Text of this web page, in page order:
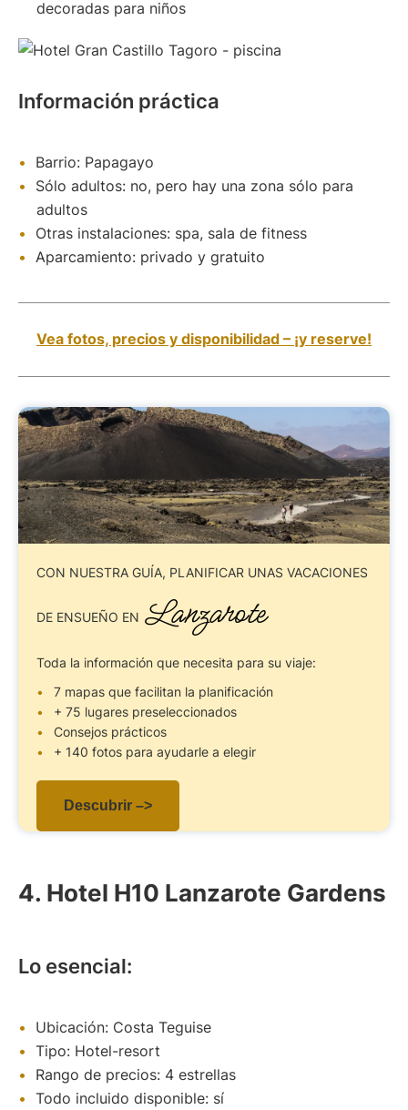
decoradas para niños
Información práctica
Barrio: Papagayo
Sólo adultos: no, pero hay una zona sólo para
adultos
Otras instalaciones: spa, sala de fitness
Aparcamiento: privado y gratuito
Vea fotos, precios y disponibilidad – ¡y reserve!
CON NUESTRA GUÍA, PLANIFICAR UNAS VACACIONES
DE ENSUEÑO EN Lanzarote
Toda la información que necesita para su viaje:
7 mapas que facilitan la planificación
+ 75 lugares preseleccionados
Consejos prácticos
+ 140 fotos para ayudarle a elegir
Descubrir –>
4. Hotel H10 Lanzarote Gardens
Lo esencial:
Ubicación: Costa Teguise
Tipo: Hotel-resort
Rango de precios: 4 estrellas
Todo incluido disponible: sí